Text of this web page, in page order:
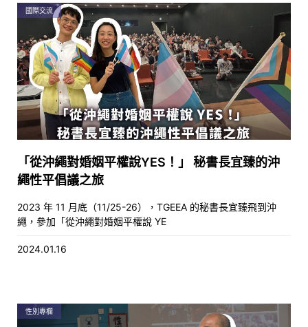
國際交流
「從沖繩對婚姻平權說YES！」 秘書長宜臻的沖
繩性平倡議之旅
2023 年 11 月底（11/25-26），TGEEA 的秘書長宜臻飛到沖
繩，參加「從沖繩對婚姻平權說 YE
2024.01.16
性別專欄